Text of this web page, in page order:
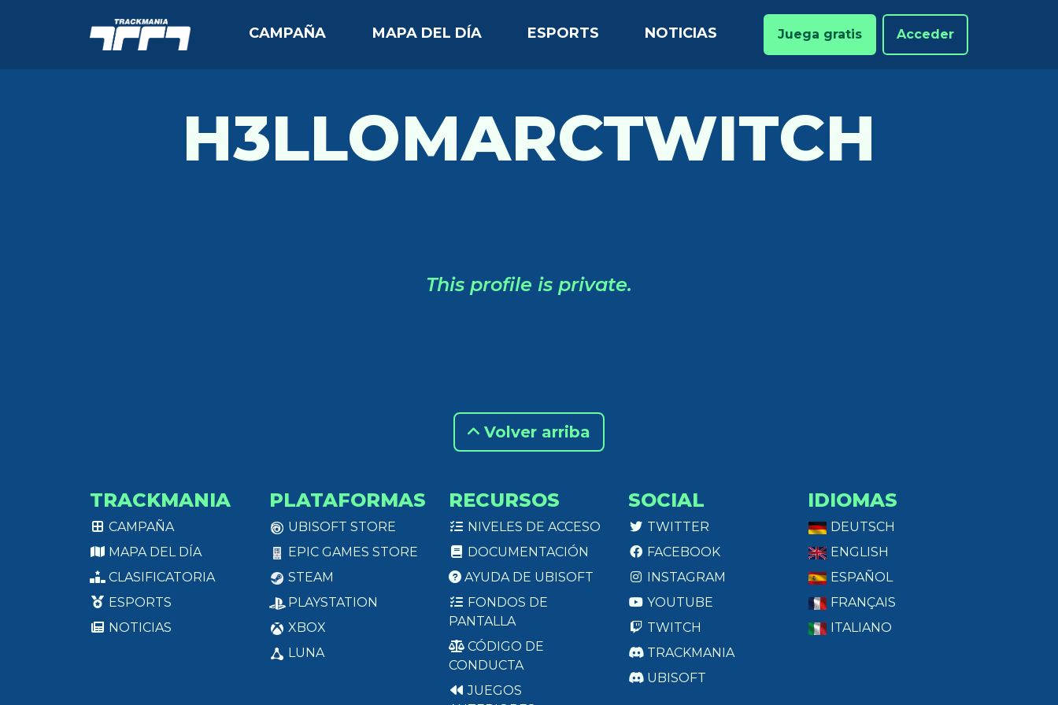
CAMPAÑA MAPA DEL DÍA ESPORTS NOTICIAS Juega gratis Acceder
H3LLOMARCTWITCH
This profile is private.
Volver arriba
TRACKMANIA
CAMPAÑA
MAPA DEL DÍA
CLASIFICATORIA
ESPORTS
NOTICIAS
PLATAFORMAS
UBISOFT STORE
EPIC GAMES STORE
STEAM
PLAYSTATION
XBOX
LUNA
RECURSOS
NIVELES DE ACCESO
DOCUMENTACIÓN
AYUDA DE UBISOFT
FONDOS DE
PANTALLA
CÓDIGO DE
CONDUCTA
JUEGOS
SOCIAL
TWITTER
FACEBOOK
INSTAGRAM
YOUTUBE
TWITCH
TRACKMANIA
UBISOFT
IDIOMAS
DEUTSCH
ENGLISH
ESPAÑOL
FRANÇAIS
ITALIANO